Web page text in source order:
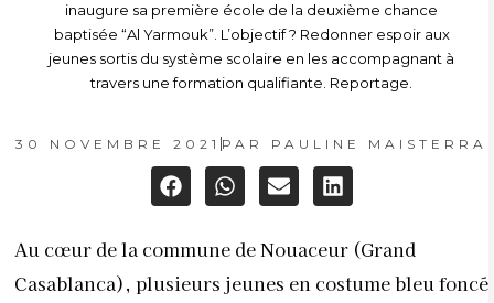
inaugure sa première école de la deuxième chance
baptisée “Al Yarmouk”. L’objectif ? Redonner espoir aux
jeunes sortis du système scolaire en les accompagnant à
travers une formation qualifiante. Reportage.
30 NOVEMBRE 2021 PAR PAULINE MAISTERRA
Au cœur de la commune de Nouaceur (Grand
Casablanca), plusieurs jeunes en costume bleu foncé